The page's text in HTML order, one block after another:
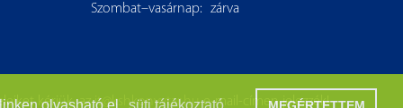
Szombat–vasárnap:
zárva
kérjük, azit@kshkonyvtar.hue-mail-címen jelezzék!